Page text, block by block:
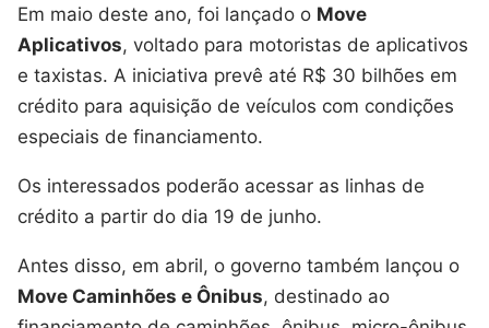
Em maio deste ano, foi lançado o Move
Aplicativos, voltado para motoristas de aplicativos
e taxistas. A iniciativa prevê até R$ 30 bilhões em
crédito para aquisição de veículos com condições
especiais de financiamento.
Os interessados poderão acessar as linhas de
crédito a partir do dia 19 de junho.
Antes disso, em abril, o governo também lançou o
Move Caminhões e Ônibus, destinado ao